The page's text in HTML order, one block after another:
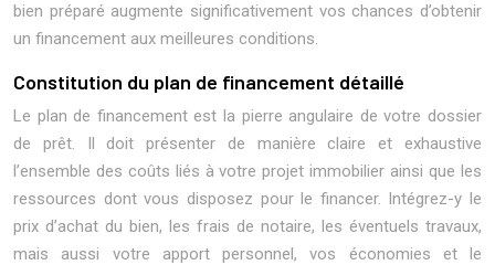
bien préparé augmente significativement vos chances d’obtenir
un financement aux meilleures conditions.
Constitution du plan de financement détaillé
Le plan de financement est la pierre angulaire de votre dossier
de prêt. Il doit présenter de manière claire et exhaustive
l’ensemble des coûts liés à votre projet immobilier ainsi que les
ressources dont vous disposez pour le financer. Intégrez-y le
prix d’achat du bien, les frais de notaire, les éventuels travaux,
mais aussi votre apport personnel, vos économies et le